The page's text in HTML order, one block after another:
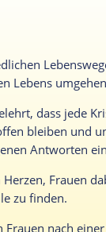
Lebens
dass jede
bleiben und
Antworten
Frauen
zu finden.
nach